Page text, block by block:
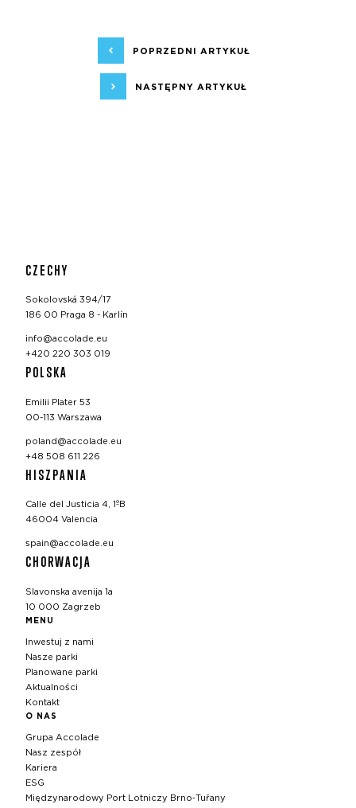
POPRZEDNI ARTYKUŁ
NASTĘPNY ARTYKUŁ
CZECHY
Sokolovská 394/17
186 00 Praga 8 - Karlín
info@accolade.eu
+420 220 303 019
POLSKA
Emilii Plater 53
00-113 Warszawa
poland@accolade.eu
+48 508 611 226
HISZPANIA
Calle del Justicia 4, 1ºB
46004 Valencia
spain@accolade.eu
CHORWACJA
Slavonska avenija 1a
10 000 Zagrzeb
MENU
Inwestuj z nami
Nasze parki
Planowane parki
Aktualności
Kontakt
O NAS
Grupa Accolade
Nasz zespół
Kariera
ESG
Międzynarodowy Port Lotniczy Brno‑Tuřany